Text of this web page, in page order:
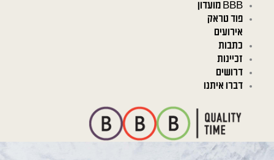
BBB מועדון
פוד טראק
אירועים
כתבות
זכיינות
דרושים
דברו איתנו